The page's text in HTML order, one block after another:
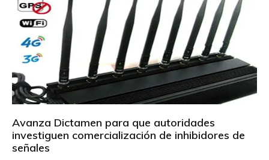
Avanza Dictamen para que autoridades
investiguen comercialización de inhibidores de
señales